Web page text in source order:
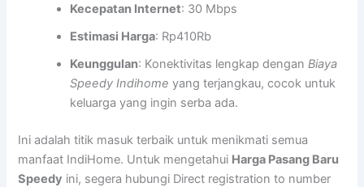
Kecepatan Internet: 30 Mbps
Estimasi Harga: Rp410Rb
Keunggulan: Konektivitas lengkap denganBiaya
Speedy Indihome yang terjangkau, cocok untuk
keluarga yang ingin serba ada.
Ini adalah titik masuk terbaik untuk menikmati semua
manfaat IndiHome. Untuk mengetahui Harga Pasang Baru
Speedy ini, segera hubungi Direct registration to number